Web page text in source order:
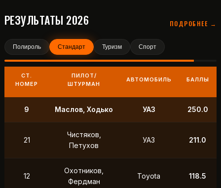
РЕЗУЛЬТАТЫ 2026 ПОДРОБНЕЕ →
Полироль Стандарт Туризм Спорт
СТ.
НОМЕР
ПИЛОТ/
ШТУРМАН
АВТОМОБИЛЬ БАЛЛЫ
9 Маслов, Ходько УАЗ 250.0
21
Чистяков,
Петухов
УАЗ 211.0
12
Охотников,
Фердман
Toyota 118.5